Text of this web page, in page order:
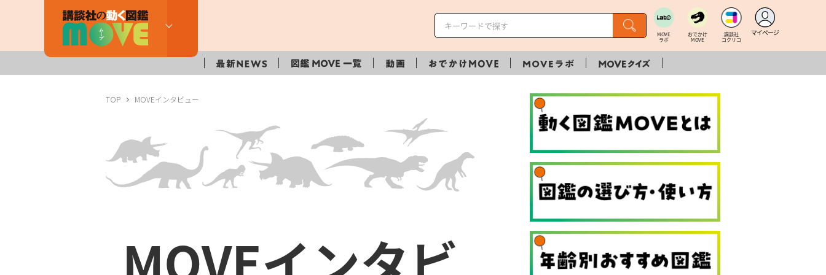
MOVE
ラボ
おでかけ
MOVE
講談社
コクリコ
マイページ
TOP MOVEインタビュー